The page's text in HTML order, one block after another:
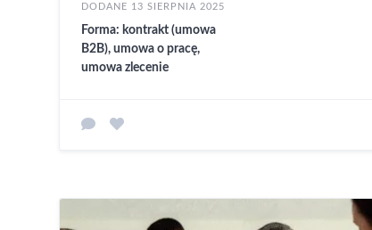
DODANE 13 SIERPNIA 2025
Forma: kontrakt (umowa
B2B), umowa o pracę,
umowa zlecenie